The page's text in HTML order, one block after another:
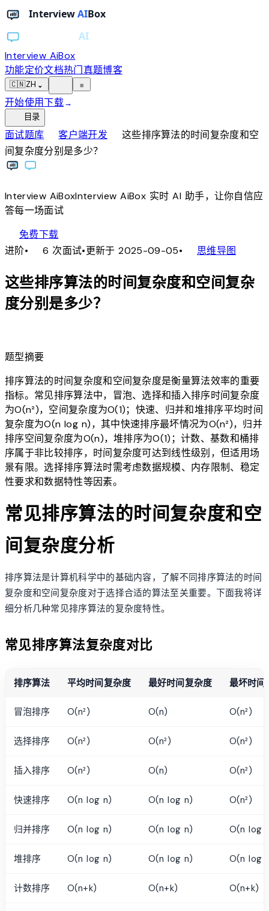
Interview AiBox
功能定价文档热门真题博客
🇨🇳ZH ⌄ ≡
开始使用下载→
目录
面试题库chevron_right客户端开发chevron_right
这些排序算法的时间复杂度和空
间复杂度分别是多少？
Interview AiBoxInterviewAiBox实时 AI 助手，让你自信应
答每一场面试
免费下载
进阶• 6 次面试•更新于 2025-09-05• 思维导图
这些排序算法的时间复杂度和空间复杂
度分别是多少？
题型摘要
排序算法的时间复杂度和空间复杂度是衡量算法效率的重要
指标。常见排序算法中，冒泡、选择和插入排序时间复杂度
为O(n²)，空间复杂度为O(1)；快速、归并和堆排序平均时间
复杂度为O(n log n)，其中快速排序最坏情况为O(n²)，归并
排序空间复杂度为O(n)，堆排序为O(1)；计数、基数和桶排
序属于非比较排序，时间复杂度可达到线性级别，但适用场
景有限。选择排序算法时需考虑数据规模、内存限制、稳定
性要求和数据特性等因素。
常见排序算法的时间复杂度和空
间复杂度分析
排序算法是计算机科学中的基础内容，了解不同排序算法的时间
复杂度和空间复杂度对于选择合适的算法至关重要。下面我将详
细分析几种常见排序算法的复杂度特性。
常见排序算法复杂度对比
排序算法 平均时间复杂度 最好时间复杂度 最坏时间
冒泡排序 O(n²) O(n) O(n²)
选择排序 O(n²) O(n²) O(n²)
插入排序 O(n²) O(n) O(n²)
快速排序 O(n log n) O(n log n) O(n²)
归并排序 O(n log n) O(n log n) O(n log
堆排序 O(n log n) O(n log n) O(n log
计数排序 O(n+k) O(n+k) O(n+k)